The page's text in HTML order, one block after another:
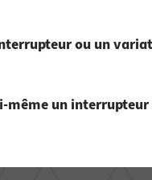
ou un
même un